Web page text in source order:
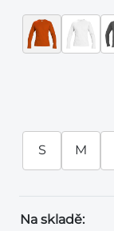
S M
Na skladě: